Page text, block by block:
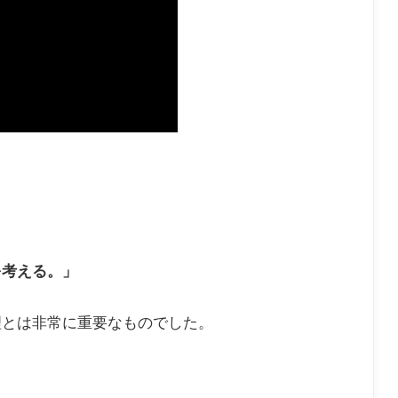
える。」
は非常に重要なものでした。